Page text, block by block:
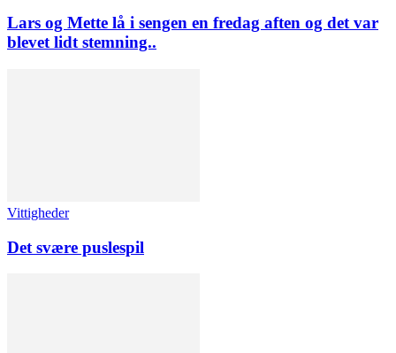
Lars og Mette lå i sengen en fredag aften og det var
blevet lidt stemning..
Vittigheder
Det svære puslespil